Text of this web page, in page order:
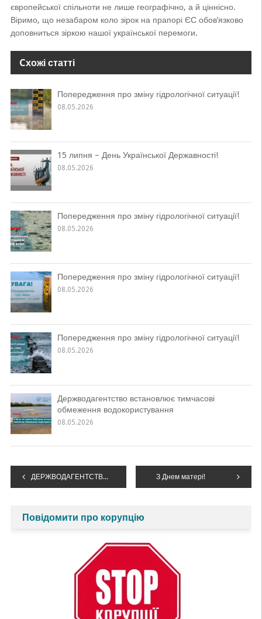
європейської спільноти не лише географічно, а й ціннісно.
Віримо, що незабаром коло зірок на прапорі ЄС обов’язково
доповниться зіркою нашої української перемоги.
Cхожі статті
Попередження про зміну гідрологічної ситуації!
08.05.2026
15 липня – День Української Державності!
08.05.2026
Попередження про зміну гідрологічної ситуації!
08.05.2026
Попередження про зміну гідрологічної ситуації!
08.05.2026
Попередження про зміну гідрологічної ситуації!
08.05.2026
Держводагентство встановлює тимчасові
обмеження водокористування
08.05.2026
Навігація
ДЕРЖВОДАГЕНТСТВО ПІДТРИМУЄ ПОСИЛЕННЯ ВІДПОВІДАЛЬНОСТІ ЗА ПОРУШЕННЯ ВОДНОГО ЗАКОНОДАВСТВА З Днем матері!
Повідомити про корупцію